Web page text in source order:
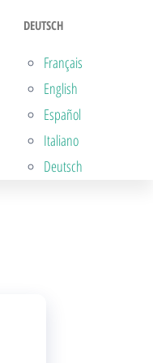
DEUTSCH
Français
English
Español
Italiano
Deutsch